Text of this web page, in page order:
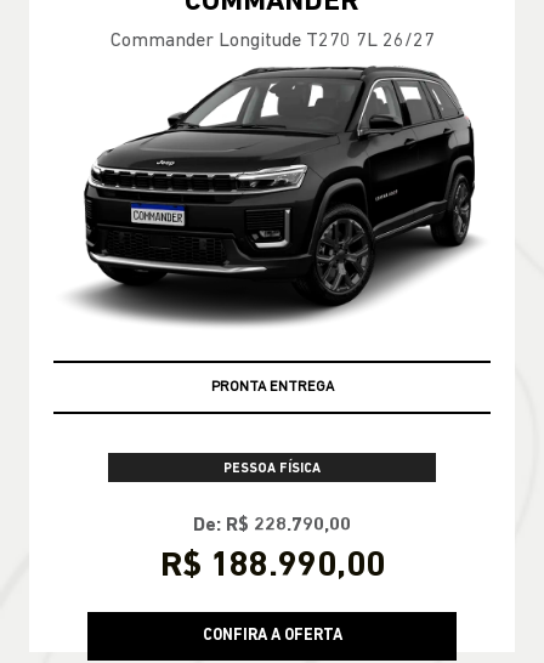
Commander Longitude T270 7L 26/27
PRONTA ENTREGA
PESSOA FÍSICA
De: R$ 228.790,00
R$ 188.990,00
CONFIRA A OFERTA